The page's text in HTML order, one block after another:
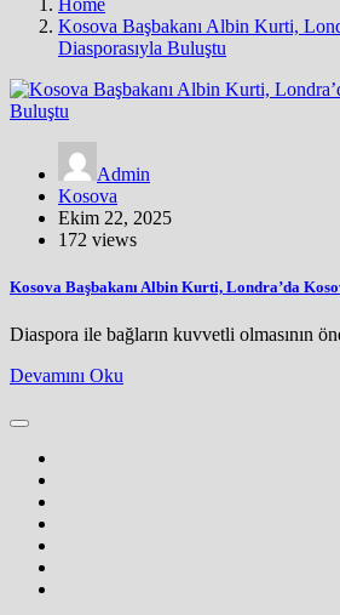
Kosova Başbakanı Albin Kurti,
Diasporasıyla Buluştu
Admin
Kosova
Ekim 22, 2025
172 views
Kosova Başbakanı Albin Kurti, Londra’da
Diaspora ile bağların kuvvetli olmasının
Devamını Oku